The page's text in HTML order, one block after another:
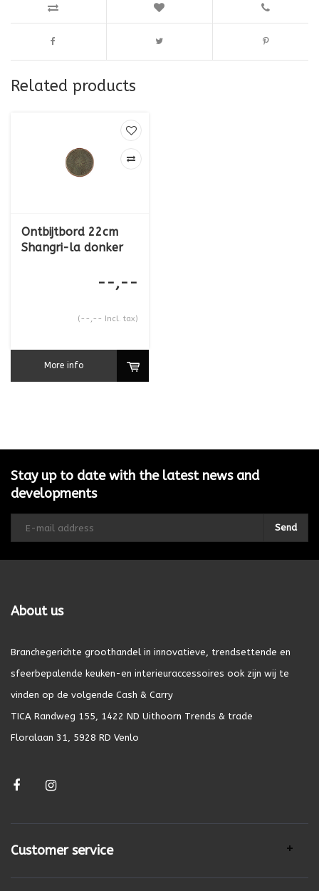
Related products
Ontbijtbord 22cm
Shangri-la donker
--,--
(--,-- Incl. tax)
More info
Stay up to date with the latest news and
developments
Send
About us
Branchegerichte groothandel in innovatieve, trendsettende en
sfeerbepalende keuken-en interieuraccessoires ook zijn wij te
vinden op de volgende Cash & Carry
TICA Randweg 155, 1422 ND Uithoorn Trends & trade
Floralaan 31, 5928 RD Venlo
Customer service